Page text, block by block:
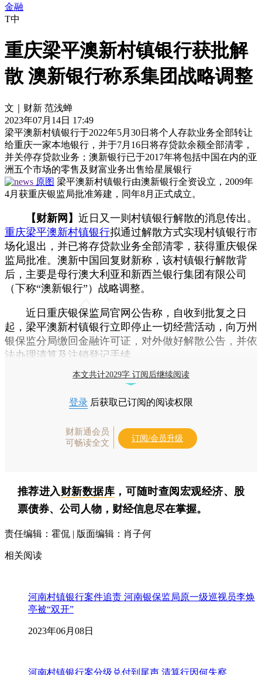
金融
T中
重庆梁平澳新村镇银行获批解
散 澳新银行称系集团战略调整
文｜财新 范浅蝉
2023年07月14日 17:49
梁平澳新村镇银行于2022年5月30日将个人存款业务全部转让
给重庆一家本地银行，并于7月16日将存贷款余额全部清零，
并关停存贷款业务；澳新银行已于2017年将包括中国在内的亚
洲五个市场的零售及财富业务出售给星展银行
原图 梁平澳新村镇银行由澳新银行全资设立，2009年
4月获重庆银监局批准筹建，同年8月正式成立。
【财新网】 近日又一则村镇银行解散的消息传出。
重庆梁平澳新村镇银行拟通过解散方式实现村镇银行市
场化退出，并已将存贷款业务全部清零，获得重庆银保
监局批准。澳新中国回复财新称，该村镇银行解散背
后，主要是母行澳大利亚和新西兰银行集团有限公司
（下称“澳新银行”）战略调整。
近日重庆银保监局官网公告称，自收到批复之日
起，梁平澳新村镇银行立即停止一切经营活动，向万州
银保监分局缴回金融许可证，对外做好解散公告，并依
法办理清算及注销登记手续。
本文共计2029字 订阅后继续阅读
登录 后获取已订阅的阅读权限
财新通会员
可畅读全文
订阅/会员升级
推荐进入 财新数据库 ，可随时查阅宏观经济、股
票债券、公司人物，财经信息尽在掌握。
责任编辑：霍侃 | 版面编辑：肖子何
相关阅读
河南村镇银行案件追责 河南银保监局原一级巡视员李焕
亭被“双开”
2023年06月08日
河南村镇银行案分级兑付到尾声 清算行因何失察